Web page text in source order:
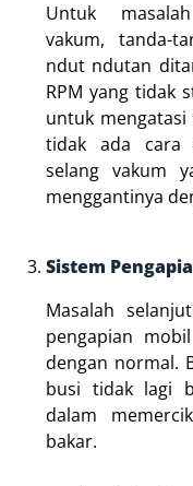
Untuk
vakum, tanda-
ndut ndutan
RPM yang tidak
untuk
tidak ada cara
selang vakum
menggantinya
Sistem
Masalah
pengapian
dengan normal.
busi tidak lagi
dalam
bakar.